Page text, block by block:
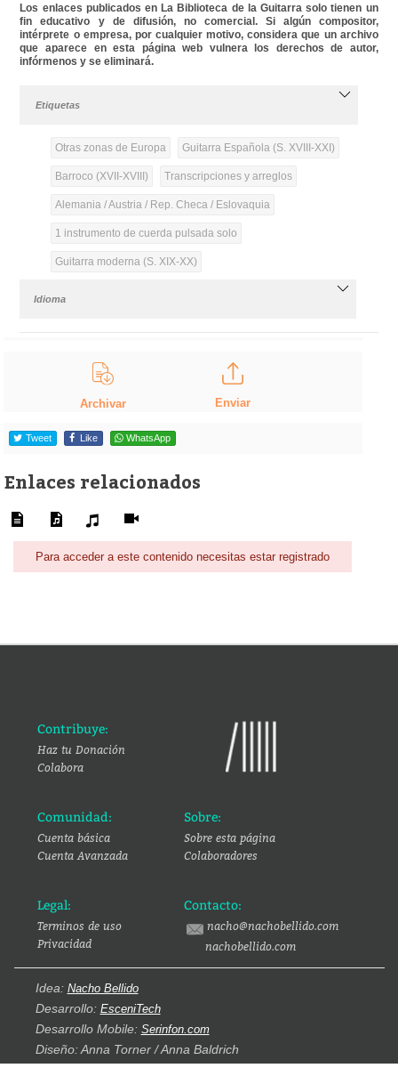
Los enlaces publicados en La Biblioteca de la Guitarra solo tienen un
fin educativo y de difusión, no comercial. Si algún compositor,
intérprete o empresa, por cualquier motivo, considera que un archivo
que aparece en esta página web vulnera los derechos de autor,
infórmenos y se eliminará.
Etiquetas
Otras zonas de Europa Guitarra Española (S. XVIII-XXI)
Barroco (XVII-XVIII) Transcripciones y arreglos
Alemania / Austria / Rep. Checa / Eslovaquia
1 instrumento de cuerda pulsada solo
Guitarra moderna (S. XIX-XX)
Idioma
Archivar Enviar
Tweet Like WhatsApp
Enlaces relacionados
Para acceder a este contenido necesitas estar registrado
Contribuye:
Haz tu Donación
Colabora
Comunidad:
Cuenta básica
Cuenta Avanzada
Sobre:
Sobre esta página
Colaboradores
Legal:
Terminos de uso
Privacidad
Contacto:
nacho@nachobellido.com
nachobellido.com
Idea: Nacho Bellido
Desarrollo: EsceniTech
Desarrollo Mobile: Serinfon.com
Diseño: Anna Torner / Anna Baldrich